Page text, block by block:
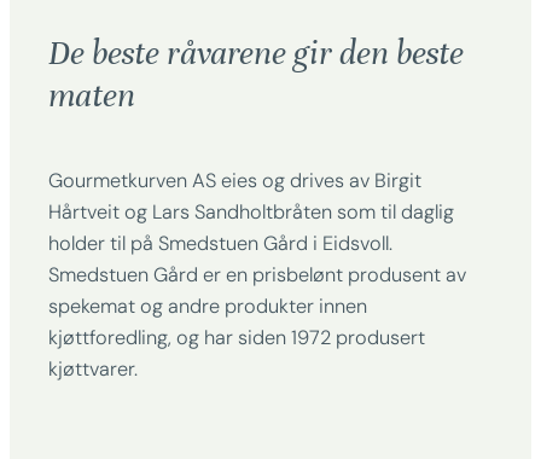
De beste råvarene gir den beste
maten
Gourmetkurven AS eies og drives av Birgit
Hårtveit og Lars Sandholtbråten som til daglig
holder til på Smedstuen Gård i Eidsvoll.
Smedstuen Gård er en prisbelønt produsent av
spekemat og andre produkter innen
kjøttforedling, og har siden 1972 produsert
kjøttvarer.